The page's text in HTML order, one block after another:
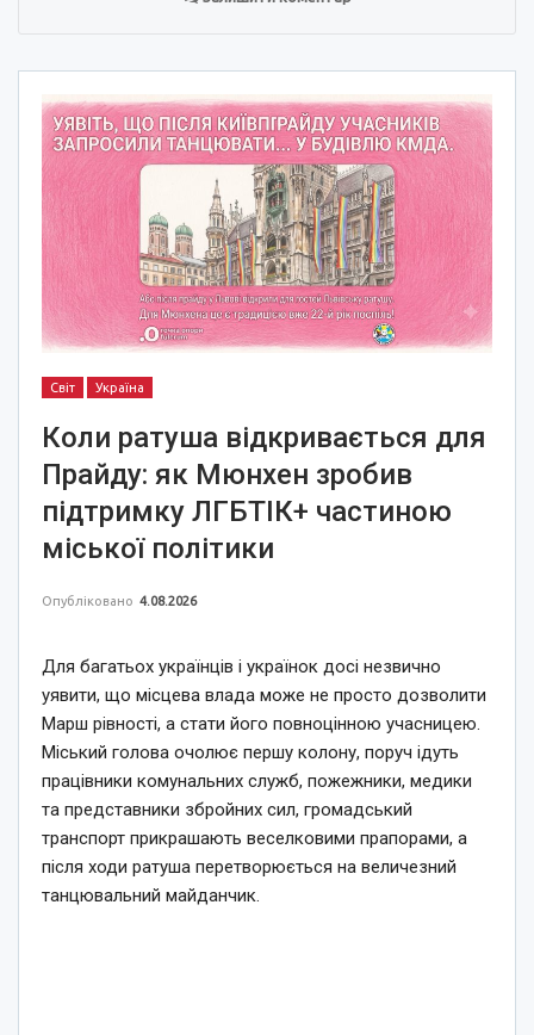
Світ Україна
Коли ратуша відкривається для
Прайду: як Мюнхен зробив
підтримку ЛГБТІК+ частиною
міської політики
Опубліковано 4.08.2026
Для багатьох українців і українок досі незвично
уявити, що місцева влада може не просто дозволити
Марш рівності, а стати його повноцінною учасницею.
Міський голова очолює першу колону, поруч ідуть
працівники комунальних служб, пожежники, медики
та представники збройних сил, громадський
транспорт прикрашають веселковими прапорами, а
після ходи ратуша перетворюється на величезний
танцювальний майданчик.